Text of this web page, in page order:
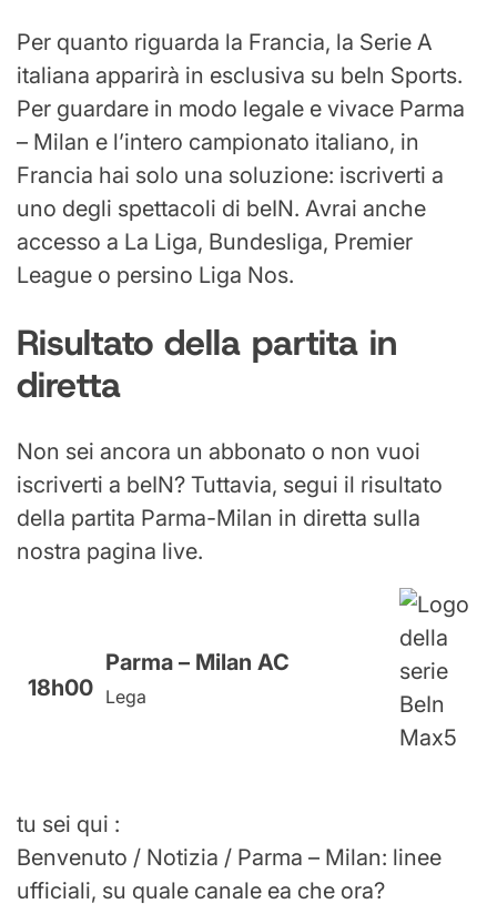
Per quanto riguarda la Francia, la Serie A
italiana apparirà in esclusiva su beIn Sports.
Per guardare in modo legale e vivace Parma
– Milan e l’intero campionato italiano, in
Francia hai solo una soluzione: iscriverti a
uno degli spettacoli di beIN. Avrai anche
accesso a La Liga, Bundesliga, Premier
League o persino Liga Nos.
Risultato della partita in
diretta
Non sei ancora un abbonato o non vuoi
iscriverti a beIN? Tuttavia, segui il risultato
della partita Parma-Milan in diretta sulla
nostra pagina live.
18h00
Parma – Milan AC
Lega
tu sei qui :
Benvenuto / Notizia / Parma – Milan: linee
ufficiali, su quale canale ea che ora?